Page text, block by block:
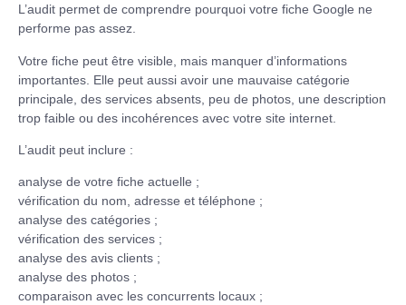
L’audit permet de comprendre pourquoi votre fiche Google ne
performe pas assez.
Votre fiche peut être visible, mais manquer d’informations
importantes. Elle peut aussi avoir une mauvaise catégorie
principale, des services absents, peu de photos, une description
trop faible ou des incohérences avec votre site internet.
L’audit peut inclure :
analyse de votre fiche actuelle ;
vérification du nom, adresse et téléphone ;
analyse des catégories ;
vérification des services ;
analyse des avis clients ;
analyse des photos ;
comparaison avec les concurrents locaux ;